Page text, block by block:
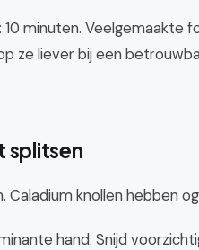
minuten. Veelgemaakte
ze liever bij een
splitsen
Caladium knollen hebben
hand. Snijd